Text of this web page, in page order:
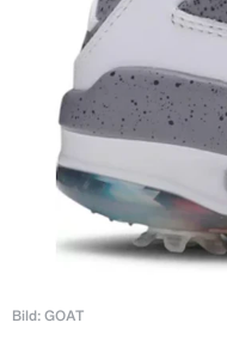
Bild: GOAT